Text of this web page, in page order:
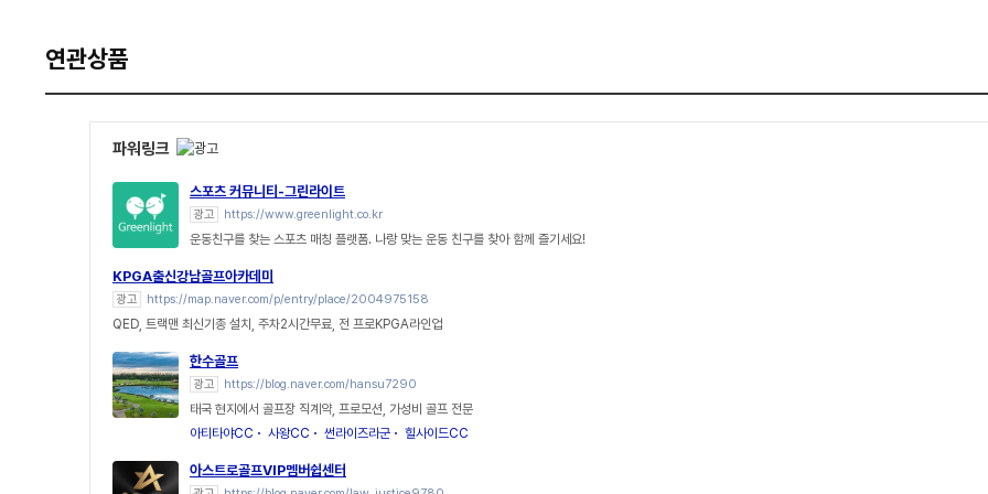
연관상품
파워링크
스포츠 커뮤니티-그린라이트
광고 https://www.greenlight.co.kr
운동친구를 찾는 스포츠 매칭 플랫폼. 나랑 맞는 운동 친구를 찾아 함께 즐기세요!
KPGA출신강남골프아카데미
광고 https://map.naver.com/p/entry/place/2004975158
QED, 트랙맨 최신기종 설치, 주차2시간무료, 전 프로KPGA라인업
한수골프
광고 https://blog.naver.com/hansu7290
태국 현지에서 골프장 직계약, 프로모션, 가성비 골프 전문
아티타야CC
사왕CC 썬라이즈라군 힐사이드CC
아스트로골프VIP멤버쉽센터